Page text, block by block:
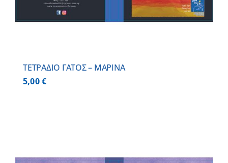
ΤΕΤΡΑΔΙΟ ΓΑΤΟΣ – ΜΑΡΙΝΑ
5,00€